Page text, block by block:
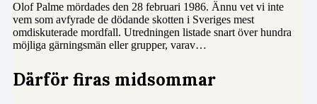
Olof Palme mördades den 28 februari 1986. Ännu vet vi inte
vem som avfyrade de dödande skotten i Sveriges mest
omdiskuterade mordfall. Utredningen listade snart över hundra
möjliga gärningsmän eller grupper, varav…
Därför firas midsommar